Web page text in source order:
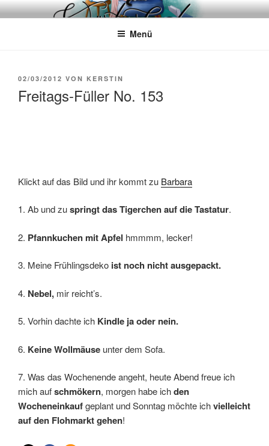
Zum
InhaltWÖRTERKATZE
Von Büchern erzählen
Menü
VERÖFFENTLICHT
02/03/2012 VON KERSTIN
Freitags-Füller No. 153
Klickt auf das Bild und ihr kommt zu Barbara
1. Ab und zuspringt das Tigerchen auf die Tastatur.
2. Pfannkuchen mit Apfel hmmmm, lecker!
3. Meine Frühlingsdeko ist noch nicht ausgepackt.
4. Nebel, mir reicht’s.
5. Vorhin dachte ich Kindle ja oder nein.
6. Keine Wollmäuse unter dem Sofa.
7. Was das Wochenende angeht, heute Abend freue ich
mich aufschmökern, morgen habe ichden
Wocheneinkaufgeplant und Sonntag möchte ichvielleicht
auf den Flohmarkt gehen!